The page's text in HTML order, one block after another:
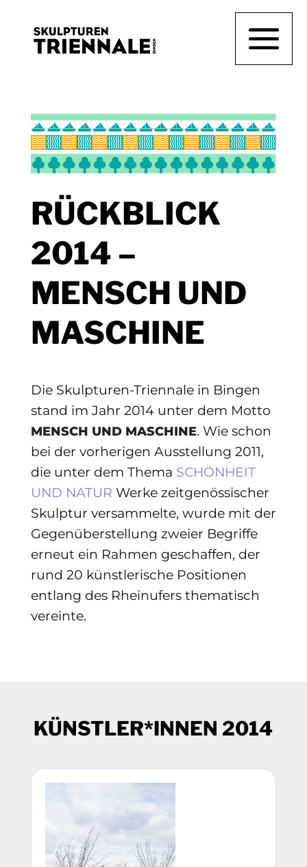
RÜCKBLICK
2014 –
MENSCH UND
MASCHINE
Die Skulpturen-Triennale in Bingen
stand im Jahr 2014 unter dem Motto
MENSCH UND MASCHINE. Wie schon
bei der vorherigen Ausstellung 2011,
die unter dem Thema SCHÖNHEIT
UND NATUR Werke zeitgenössischer
Skulptur versammelte, wurde mit der
Gegenüber­stellung zweier Begriffe
erneut ein Rahmen geschaffen, der
rund 20 künstlerische Positionen
entlang des Rheinufers thematisch
vereinte.
KÜNSTLER*INNEN 2014